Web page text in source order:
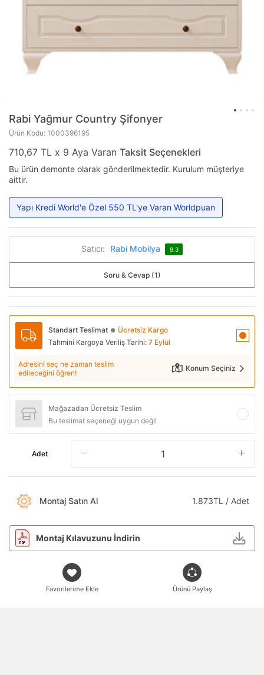
Rabi Yağmur Country Şifonyer
Ürün Kodu: 1000396195
710,67 TL x 9 Aya Varan Taksit Seçenekleri
Bu ürün demonte olarak gönderilmektedir. Kurulum müşteriye
aittir.
Yapı Kredi World'e Özel 550 TL'ye Varan Worldpuan
Satıcı: Rabi Mobilya 9.3
Soru & Cevap (1)
Standart Teslimat ● Ücretsiz Kargo
Tahmini Kargoya Veriliş Tarihi: 7 Eylül
Adresini seç ne zaman teslim
edileceğini öğren!
Konum Seçiniz
Mağazadan Ücretsiz Teslim
Bu teslimat seçeneği uygun değil
Adet
Montaj Satın Al 1.873TL / Adet
Montaj Kılavuzunu İndirin
Favorilerime Ekle Ürünü Paylaş